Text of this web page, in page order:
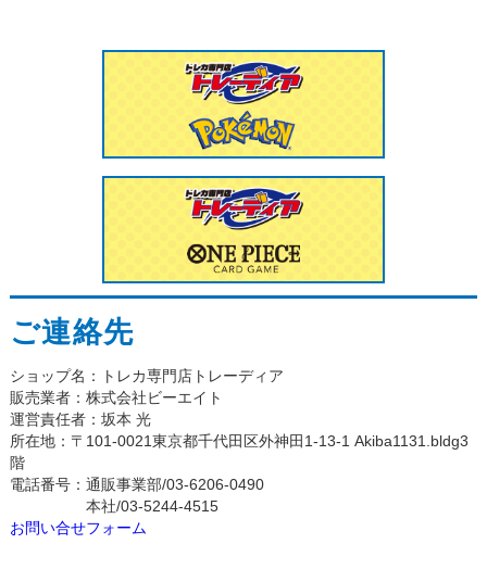
ご連絡先
ショップ名：トレカ専門店トレーディア
販売業者：株式会社ビーエイト
運営責任者：坂本 光
所在地：〒101-0021東京都千代田区外神田1-13-1 Akiba1131.bldg3
階
電話番号：通販事業部/03-6206-0490
本社/03-5244-4515
お問い合せフォーム